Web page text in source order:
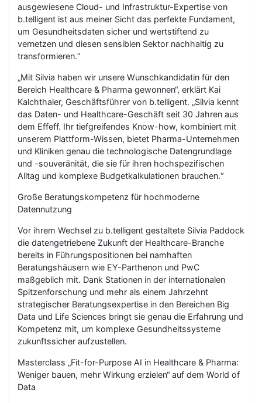
ausgewiesene Cloud- und Infrastruktur-Expertise von
b.telligent ist aus meiner Sicht das perfekte Fundament,
um Gesundheitsdaten sicher und wertstiftend zu
vernetzen und diesen sensiblen Sektor nachhaltig zu
transformieren.“
„Mit Silvia haben wir unsere Wunschkandidatin für den
Bereich Healthcare & Pharma gewonnen“, erklärt Kai
Kalchthaler, Geschäftsführer von b.telligent. „Silvia kennt
das Daten- und Healthcare-Geschäft seit 30 Jahren aus
dem Effeff. Ihr tiefgreifendes Know-how, kombiniert mit
unserem Plattform-Wissen, bietet Pharma-Unternehmen
und Kliniken genau die technologische Datengrundlage
und -souveränität, die sie für ihren hochspezifischen
Alltag und komplexe Budgetkalkulationen brauchen.“
Große Beratungskompetenz für hochmoderne
Datennutzung
Vor ihrem Wechsel zu b.telligent gestaltete Silvia Paddock
die datengetriebene Zukunft der Healthcare-Branche
bereits in Führungspositionen bei namhaften
Beratungshäusern wie EY-Parthenon und PwC
maßgeblich mit. Dank Stationen in der internationalen
Spitzenforschung und mehr als einem Jahrzehnt
strategischer Beratungsexpertise in den Bereichen Big
Data und Life Sciences bringt sie genau die Erfahrung und
Kompetenz mit, um komplexe Gesundheitssysteme
zukunftssicher aufzustellen.
Masterclass „Fit-for-Purpose AI in Healthcare & Pharma:
Weniger bauen, mehr Wirkung erzielen“ auf dem World of
Data